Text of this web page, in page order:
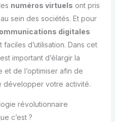
numéros virtuels ont pris
sein des sociétés. Et pour
digitales
d’utilisation. Dans cet
important d’élargir la
de l’optimiser afin de
développer votre activité.
révolutionnaire
c’est ?